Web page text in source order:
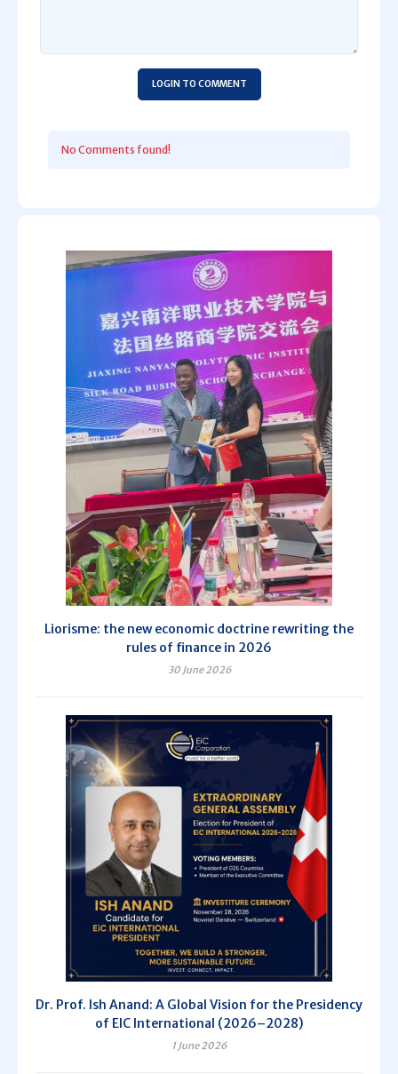
LOGIN TO COMMENT
No Comments found!
Liorisme: the new economic doctrine rewriting the
rules of finance in 2026
30 June 2026
Dr. Prof. Ish Anand: A Global Vision for the Presidency
of EIC International (2026–2028)
1 June 2026